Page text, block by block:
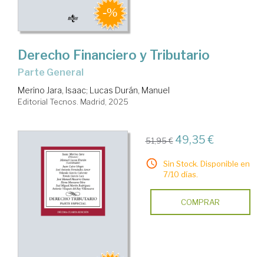
Derecho Financiero y Tributario
Parte General
Merino Jara, Isaac; Lucas Durán, Manuel
Editorial Tecnos. Madrid, 2025
51,95 € 49,35 €
Sin Stock. Disponible en
7/10 días.
COMPRAR